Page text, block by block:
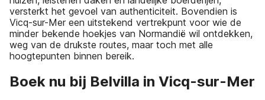
versterkt het gevoel van authenticiteit. Bovendien is
Vicq-sur-Mer een uitstekend vertrekpunt voor wie de
minder bekende hoekjes van Normandië wil ontdekken,
weg van de drukste routes, maar toch met alle
hoogtepunten binnen bereik.
Boek nu bij Belvilla in Vicq-sur-Mer